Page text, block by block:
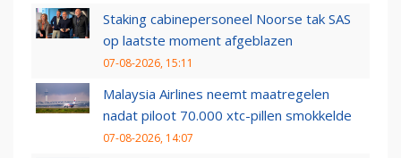
Staking cabinepersoneel Noorse tak SAS
op laatste moment afgeblazen
07-08-2026, 15:11
Malaysia Airlines neemt maatregelen
nadat piloot 70.000 xtc-pillen smokkelde
07-08-2026, 14:07